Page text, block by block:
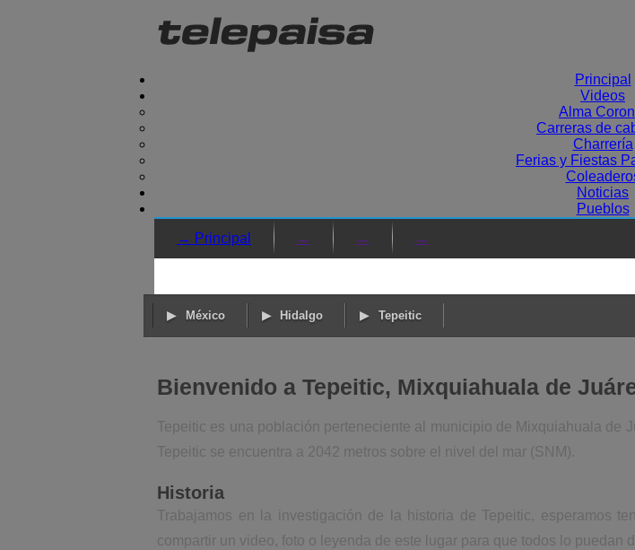
Principal
Videos
Alma
Carreras de
Charrería
Ferias y Fiestas
Noticias
Pueblos
→ Principal
→ → →
México Hidalgo Tepeitic
Bienvenido a Tepeitic, Mixquiahuala de
Tepeitic es una población perteneciente al municipio de Mixquiahuala de
Tepeitic se encuentra a 2042 metros sobre el nivel del mar (SNM).
Historia
Trabajamos en la investigación de la historia de Tepeitic, esperamos
compartir un video, foto o leyenda de este lugar para que todos lo puedan